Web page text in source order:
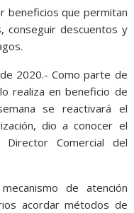
beneficios que permitan
conseguir descuentos y
2020.- Como parte de
realiza en beneficio de
se reactivará el
dio a conocer el
Director Comercial del
de atención
acordar métodos de